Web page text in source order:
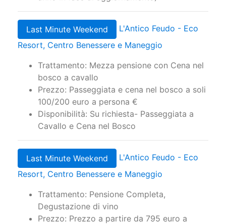
Last Minute Weekend
L'Antico Feudo - Eco
Resort, Centro Benessere e Maneggio
Trattamento: Mezza pensione con Cena nel
bosco a cavallo
Prezzo: Passeggiata e cena nel bosco a soli
100/200 euro a persona €
Disponibilità: Su richiesta- Passeggiata a
Cavallo e Cena nel Bosco
Last Minute Weekend
L'Antico Feudo - Eco
Resort, Centro Benessere e Maneggio
Trattamento: Pensione Completa,
Degustazione di vino
Prezzo: Prezzo a partire da 795 euro a